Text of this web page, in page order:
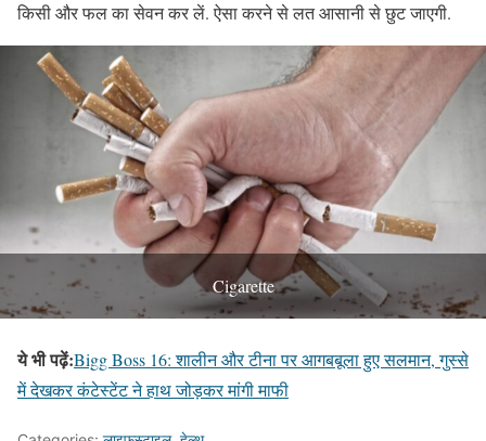
किसी और फल का सेवन कर लें. ऐसा करने से लत आसानी से छुट जाएगी.
Cigarette
ये भी पढ़ें:Bigg Boss 16: शालीन और टीना पर आगबबूला हुए सलमान, गुस्से
में देखकर कंटेस्टेंट ने हाथ जोड़कर मांगी माफी